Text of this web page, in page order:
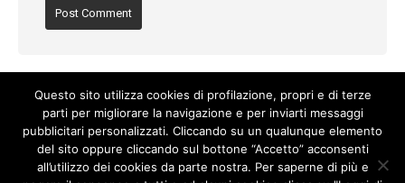
Questo sito utilizza cookies di profilazione, propri e di terze
parti per migliorare la navigazione e per inviarti messaggi
pubblicitari personalizzati. Cliccando su un qualunque elemento
del sito oppure cliccando sul bottone “Accetto” acconsenti
all’utilizzo dei cookies da parte nostra. Per saperne di più e